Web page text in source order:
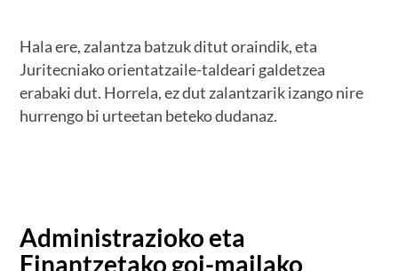
Hala ere, zalantza batzuk ditut oraindik, eta
Juritecniako orientatzaile-taldeari galdetzea
erabaki dut. Horrela, ez dut zalantzarik izango nire
hurrengo bi urteetan beteko dudanaz.
Administrazioko eta
Finantzetako goi-mailako